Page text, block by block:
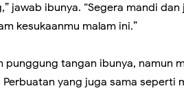
jawab ibunya. “Segera mandi
kesukaanmu malam ini.”
punggung tangan ibunya, namun
yang juga sama seperti